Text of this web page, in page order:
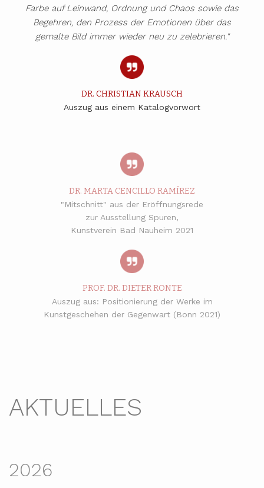
Farbe auf Leinwand, Ordnung und Chaos sowie das
Begehren, den Prozess der Emotionen über das
gemalte Bild immer wieder neu zu zelebrieren."
DR. CHRISTIAN KRAUSCH
Auszug aus einem Katalogvorwort
DR. MARTA CENCILLO RAMÍREZ
"Mitschnitt" aus der Eröffnungsrede
zur Ausstellung Spuren,
Kunstverein Bad Nauheim 2021
PROF. DR. DIETER RONTE
Auszug aus: Positionierung der Werke im
Kunstgeschehen der Gegenwart (Bonn 2021)
AKTUELLES
2026